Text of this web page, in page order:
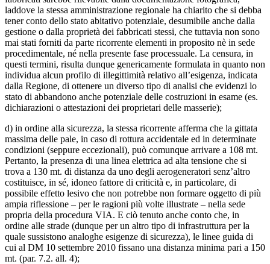
laddove la stessa amministrazione regionale ha chiarito che si debba
tener conto dello stato abitativo potenziale, desumibile anche dalla
gestione o dalla proprietà dei fabbricati stessi, che tuttavia non sono
mai stati forniti da parte ricorrente elementi in proposito nè in sede
procedimentale, né nella presente fase processuale. La censura, in
questi termini, risulta dunque genericamente formulata in quanto non
individua alcun profilo di illegittimità relativo all’esigenza, indicata
dalla Regione, di ottenere un diverso tipo di analisi che evidenzi lo
stato di abbandono anche potenziale delle costruzioni in esame (es.
dichiarazioni o attestazioni dei proprietari delle masserie);
d) in ordine alla sicurezza, la stessa ricorrente afferma che la gittata
massima delle pale, in caso di rottura accidentale ed in determinate
condizioni (seppure eccezionali), può comunque arrivare a 108 mt.
Pertanto, la presenza di una linea elettrica ad alta tensione che si
trova a 130 mt. di distanza da uno degli aerogeneratori senz’altro
costituisce, in sé, idoneo fattore di criticità e, in particolare, di
possibile effetto lesivo che non potrebbe non formare oggetto di più
ampia riflessione – per le ragioni più volte illustrate – nella sede
propria della procedura VIA. E ciò tenuto anche conto che, in
ordine alle strade (dunque per un altro tipo di infrastruttura per la
quale sussistono analoghe esigenze di sicurezza), le linee guida di
cui al DM 10 settembre 2010 fissano una distanza minima pari a 150
mt. (par. 7.2. all. 4);